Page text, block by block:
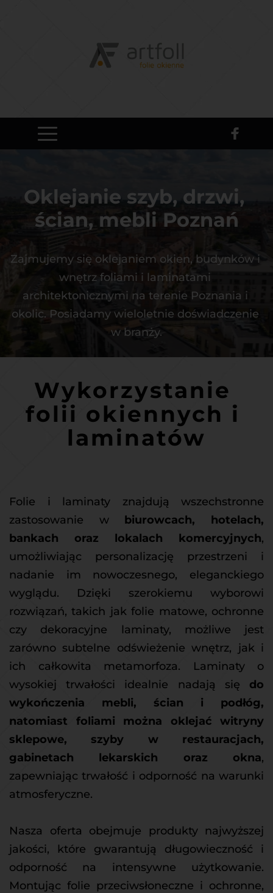
Oklejanie szyb, drzwi,
ścian, mebli Poznań
Zajmujemy się oklejaniem okien, budynków i
wnętrz foliami i laminatami
architektonicznymi na terenie Poznania i
okolic. Posiadamy wieloletnie doświadczenie
w branży.
Wykorzystanie
folii okiennych i
laminatów
Folie i laminaty znajdują wszechstronne
zastosowanie w biurowcach, hotelach,
bankach oraz lokalach komercyjnych,
umożliwiając personalizację przestrzeni i
nadanie im nowoczesnego, eleganckiego
wyglądu. Dzięki szerokiemu wyborowi
rozwiązań, takich jak folie matowe, ochronne
czy dekoracyjne laminaty, możliwe jest
zarówno subtelne odświeżenie wnętrz, jak i
ich całkowita metamorfoza. Laminaty o
wysokiej trwałości idealnie nadają się do
wykończenia mebli, ścian i podłóg,
natomiast foliami można oklejać witryny
sklepowe, szyby w restauracjach,
gabinetach lekarskich oraz okna,
zapewniając trwałość i odporność na warunki
atmosferyczne.
Nasza oferta obejmuje produkty najwyższej
jakości, które gwarantują długowieczność i
odporność na intensywne użytkowanie.
Montując folie przeciwsłoneczne i ochronne,